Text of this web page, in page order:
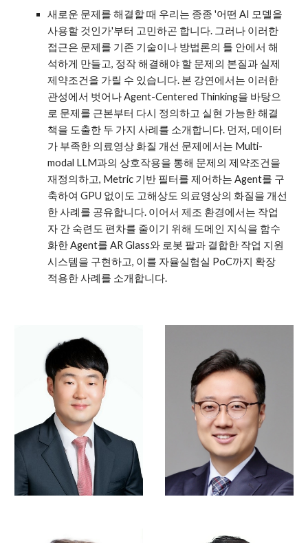
새로운 문제를 해결할 때 우리는 종종 '어떤 AI 모델을
사용할 것인가'부터 고민하곤 합니다. 그러나 이러한
접근은 문제를 기존 기술이나 방법론의 틀 안에서 해
석하게 만들고, 정작 해결해야 할 문제의 본질과 실제
제약조건을 가릴 수 있습니다. 본 강연에서는 이러한
관성에서 벗어나 Agent-Centered Thinking을 바탕으
로 문제를 근본부터 다시 정의하고 실현 가능한 해결
책을 도출한 두 가지 사례를 소개합니다. 먼저, 데이터
가 부족한 의료영상 화질 개선 문제에서는 Multi-
modal LLM과의 상호작용을 통해 문제의 제약조건을
재정의하고, Metric 기반 필터를 제어하는 Agent를 구
축하여 GPU 없이도 고해상도 의료영상의 화질을 개선
한 사례를 공유합니다. 이어서 제조 환경에서는 작업
자 간 숙련도 편차를 줄이기 위해 도메인 지식을 함수
화한 Agent를 AR Glass와 로봇 팔과 결합한 작업 지원
시스템을 구현하고, 이를 자율실험실 PoC까지 확장
적용한 사례를 소개합니다.